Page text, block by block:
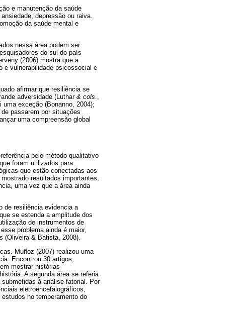
e manutenção da saúde
depressão ou raiva.
da saúde mental e
nessa área podem ser
do sul do país
(2006) mostra que a
e vulnerabilidade psicossocial e
afirmar que resiliência se
adversidade (Luthar & cols.,
exceção (Bonanno, 2004);
passarem por situações
uma compreensão global
pelo método qualitativo
foram utilizados para
que estão conectadas aos
resultados importantes,
uma vez que a área ainda
de resiliência evidencia a
se estenda a amplitude dos
de instrumentos de
problema ainda é maior,
(Oliveira & Batista, 2008).
Muñoz (2007) realizou uma
Encontrou 30 artigos,
mostrar histórias
A segunda área se referia
à análise fatorial. Por
eletroencefalográficos,
no temperamento do